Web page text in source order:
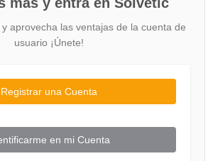
aprovecha las ventajas de la cuenta de
usuario ¡Únete!
Registrar una Cuenta
en mi Cuenta